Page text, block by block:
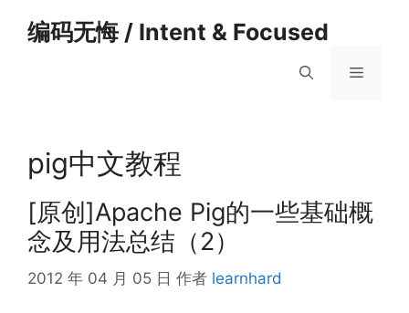
编码无悔 / Intent & Focused
菜
pig中文教程
[原创]Apache Pig的一些基础概
念及用法总结（2）
2012 年 04 月 05 日 作者 learnhard